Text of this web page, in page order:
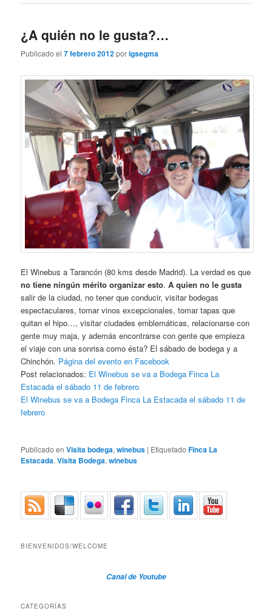
¿A quién no le gusta?…
Publicado el7 febrero 2012porigsegma
El Winebus a Tarancón (80 kms desde Madrid). La verdad es que
no tiene ningún mérito organizar esto.A quien no le gusta
salir de la ciudad, no tener que conducir, visitar bodegas
espectaculares, tomar vinos excepcionales, tomar tapas que
quitan el hipo…, visitar ciudades emblemáticas, relacionarse con
gente muy maja, y además encontrarse con gente que empieza
el viaje con una sonrisa como ésta? El sábado de bodega y a
Chinchón. Página del evento en Facebook
Post relacionados: El Winebus se va a Bodega Finca La
Estacada el sábado 11 de febrero
El Winebus se va a Bodega Finca La Estacada el sábado 11 de
febrero
Publicado en Visita bodega,winebus | Etiquetado Finca La
Estacada,Visita Bodega,winebus
BIENVENIDOS/WELCOME
Canal de Youtube
CATEGORÍAS